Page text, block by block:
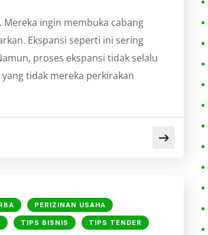
ingin membuka cabang
Ekspansi seperti ini sering
proses ekspansi tidak selalu
tidak mereka perkirakan
PERIZINAN USAHA
TIPS BISNIS TIPS TENDER